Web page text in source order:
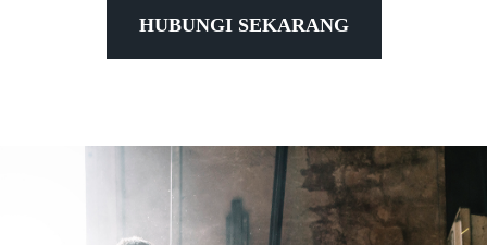
HUBUNGI SEKARANG